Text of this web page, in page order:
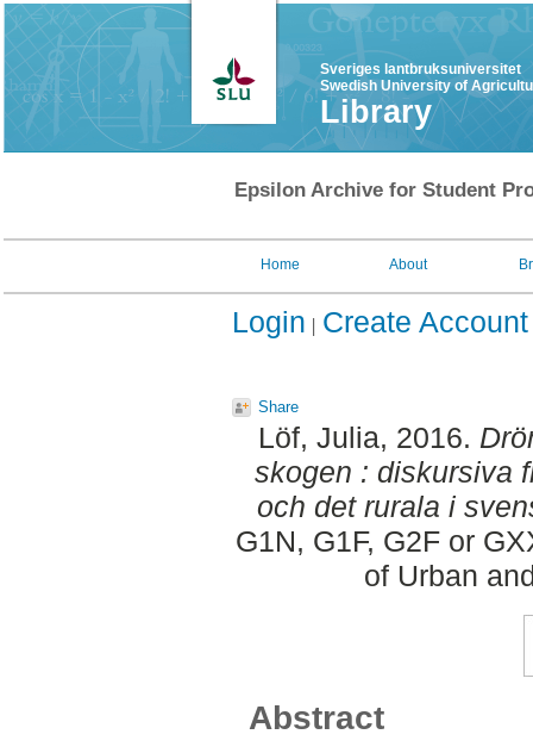
Sveriges lantbruksuniversitet
Swedish University of
Library
Epsilon Archive for Student
Home About
Login Create Account
Share
Löf, Julia, 2016.
skogen : diskursiva
och det rurala i
G1N, G1F, G2F or
of Urban
Abstract